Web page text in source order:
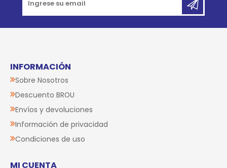
INFORMACIÓN
Sobre Nosotros
Descuento BROU
Envíos y devoluciones
Información de privacidad
Condiciones de uso
MI CUENTA